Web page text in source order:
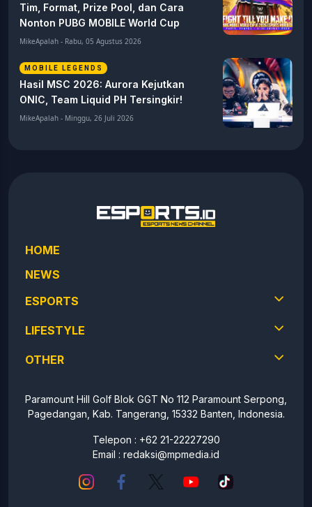
Tim, Format, Prize Pool, dan Cara
Nonton PUBG MOBILE World Cup
MikeApalah - Rabu, 05 Agustus 2026
MOBILE LEGENDS
Hasil MSC 2026: Aurora Kejutkan
ONIC, Team Liquid PH Tersingkir!
MikeApalah - Minggu, 26 Juli 2026
HOME
NEWS
ESPORTS
LIFESTYLE
OTHER
Paramount Hill Golf Blok GGT No 112 Paramount Serpong,
Pagedangan, Kab. Tangerang, 15332 Banten, Indonesia.
Telepon : +62 21-22227290
Email : redaksi@mpmedia.id